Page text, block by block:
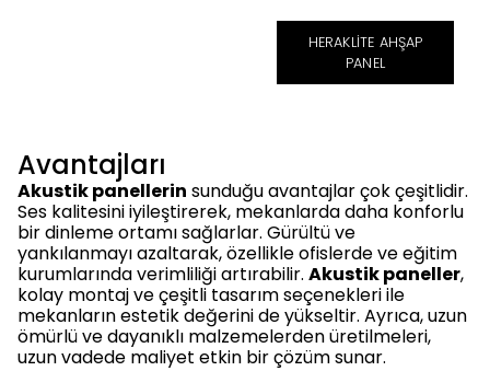
HERAKLITE AHŞAP
PANEL
Avantajları
Akustik panellerin sunduğu avantajlar çok çeşitlidir.
Ses kalitesini iyileştirerek, mekanlarda daha konforlu
bir dinleme ortamı sağlarlar. Gürültü ve
yankılanmayı azaltarak, özellikle ofislerde ve eğitim
kurumlarında verimliliği artırabilir. Akustik paneller,
kolay montaj ve çeşitli tasarım seçenekleri ile
mekanların estetik değerini de yükseltir. Ayrıca, uzun
ömürlü ve dayanıklı malzemelerden üretilmeleri,
uzun vadede maliyet etkin bir çözüm sunar.